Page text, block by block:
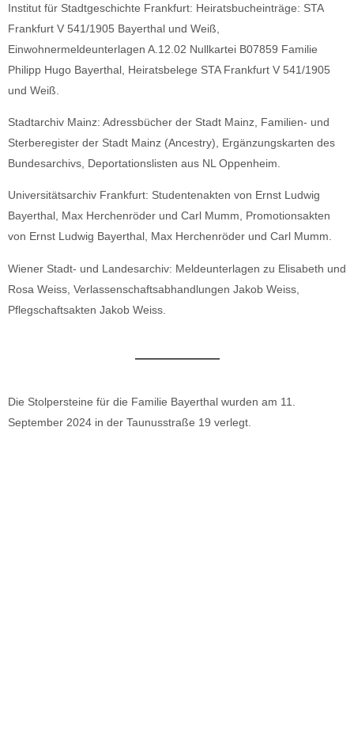
Institut für Stadtgeschichte Frankfurt: Heiratsbucheinträge: STA
Frankfurt V 541/1905 Bayerthal und Weiß,
Einwohnermeldeunterlagen A.12.02 Nullkartei B07859 Familie
Philipp Hugo Bayerthal, Heiratsbelege STA Frankfurt V 541/1905
und Weiß.
Stadtarchiv Mainz: Adressbücher der Stadt Mainz, Familien- und
Sterberegister der Stadt Mainz (Ancestry), Ergänzungskarten des
Bundesarchivs, Deportationslisten aus NL Oppenheim.
Universitätsarchiv Frankfurt: Studentenakten von Ernst Ludwig
Bayerthal, Max Herchenröder und Carl Mumm, Promotionsakten
von Ernst Ludwig Bayerthal, Max Herchenröder und Carl Mumm.
Wiener Stadt- und Landesarchiv: Meldeunterlagen zu Elisabeth und
Rosa Weiss, Verlassenschaftsabhandlungen Jakob Weiss,
Pflegschaftsakten Jakob Weiss.
Die Stolpersteine für die Familie Bayerthal wurden am 11.
September 2024 in der Taunusstraße 19 verlegt.